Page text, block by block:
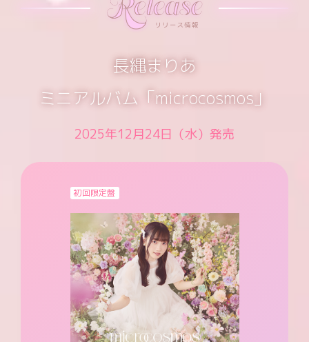
長縄まりあ
ミニアルバム「microcosmos」
2025年12月24日（水）発売
初回限定盤